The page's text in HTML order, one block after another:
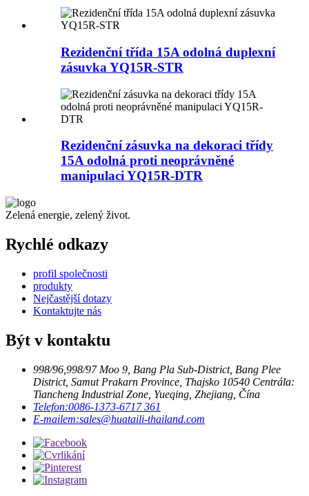
Rezidenční třída 15A odolná duplexní
zásuvka YQ15R-STR
Rezidenční zásuvka na dekoraci třídy
15A odolná proti neoprávněné
manipulaci YQ15R-DTR
Zelená energie, zelený život.
Rychlé odkazy
profil společnosti
produkty
Nejčastější dotazy
Kontaktujte nás
Být v kontaktu
998/96,998/97 Moo 9, Bang Pla Sub-District, Bang Plee
District, Samut Prakarn Province, Thajsko 10540 Centrála:
Tiancheng Industrial Zone, Yueqing, Zhejiang, Čína
Telefon:0086-1373-6717 361
E-mailem:sales@huataili-thailand.com